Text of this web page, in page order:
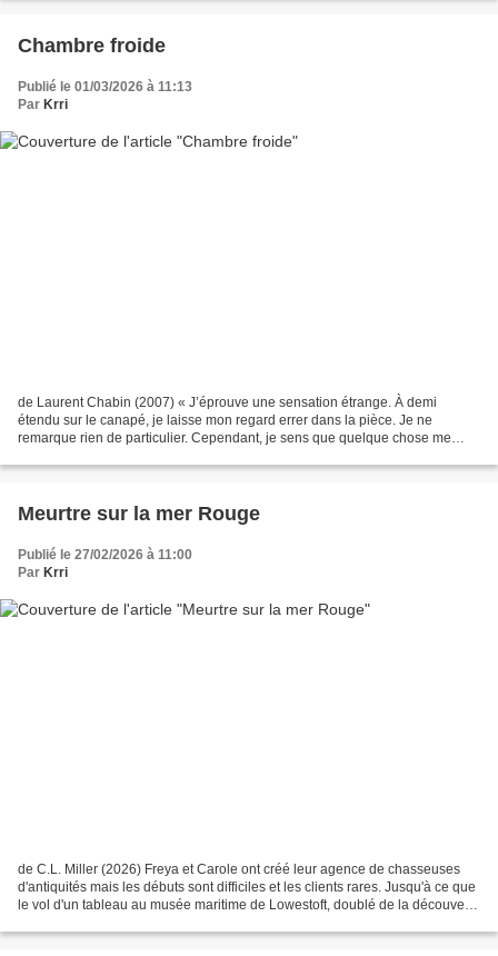
Chambre froide
Publié le 01/03/2026 à 11:13
Par Krri
de Laurent Chabin (2007) « J’éprouve une sensation étrange. À demi
étendu sur le canapé, je laisse mon regard errer dans la pièce. Je ne
remarque rien de particulier. Cependant, je sens que quelque chose me
Meurtre sur la mer Rouge
Publié le 27/02/2026 à 11:00
Par Krri
de C.L. Miller (2026) Freya et Carole ont créé leur agence de chasseuses
d'antiquités mais les débuts sont difficiles et les clients rares. Jusqu'à ce que
le vol d'un tableau au musée maritime de Lowestoft, doublé de la découverte